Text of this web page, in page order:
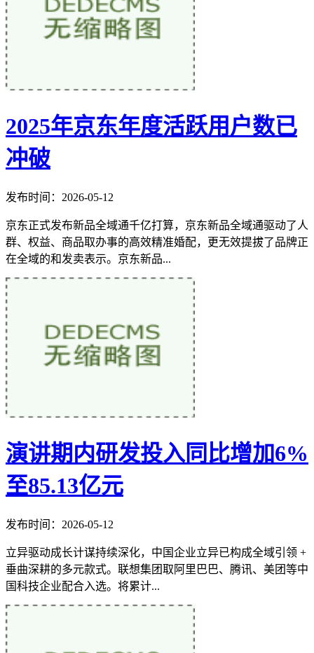
2025年京东年度活跃用户数已
冲破
发布时间：2026-05-12
京东正式发布新品全域通千亿打算，京东新品全域通驱动了人
群、权益、商品取办事的高效精准婚配，更无效提拔了品牌正
在全域的和发卖表示。京东新品...
演讲期内研发投入同比增加6%
至85.13亿元
发布时间：2026-05-12
立异驱动成长计谋持续深化，中国企业立异已构成全域引领 +
垂曲深耕的多元款式。联想集团取阿里巴巴、腾讯、美团等中
国科技企业配合入选。将累计...